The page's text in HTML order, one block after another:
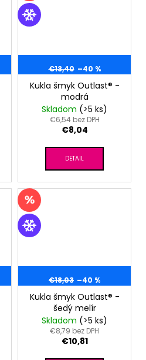
€13,40 –40 %
Kukla šmyk Outlast® -
modrá
Skladom (>5 ks)
€6,54 bez DPH
€8,04
DETAIL
€18,03 –40 %
Kukla šmyk Outlast® -
šedý melír
Skladom (>5 ks)
€8,79 bez DPH
€10,81